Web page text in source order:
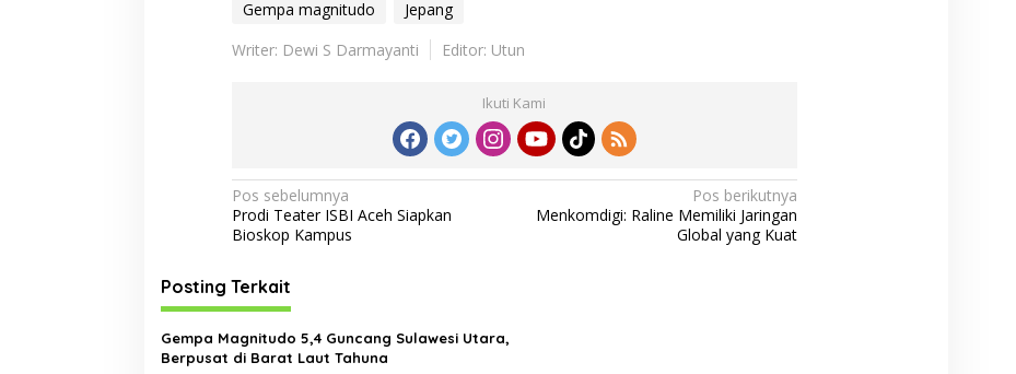
Gempa magnitudo
Jepang
Writer: Dewi S Darmayanti
Editor: Utun
Ikuti Kami
N
a
i
g
a
Pos sebelumnya
Prodi Teater ISBI Aceh Siapkan
Bioskop Kampus
Pos berikutnya
Menkomdigi: Raline Memiliki Jaringan
Global yang Kuat
Posting Terkait
Gempa Magnitudo 5,4 Guncang Sulawesi Utara,
Berpusat di Barat Laut Tahuna